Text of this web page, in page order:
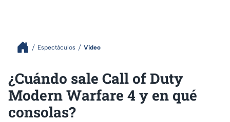
Espectáculos Video
¿Cuándo sale Call of Duty
Modern Warfare 4 y en qué
consolas?